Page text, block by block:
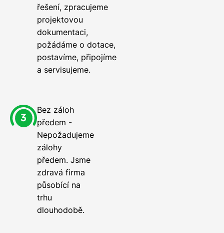
řešení, zpracujeme
projektovou
dokumentaci,
požádáme o dotace,
postavíme, připojíme
a servisujeme.
Bez záloh
předem -
Nepožadujeme
zálohy
předem. Jsme
zdravá firma
působící na
trhu
dlouhodobě.